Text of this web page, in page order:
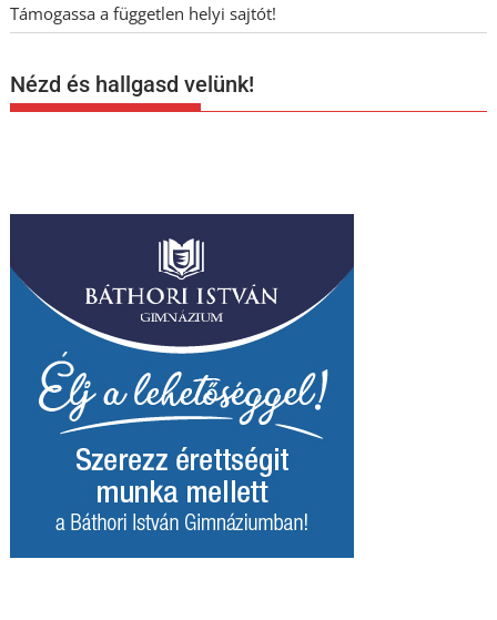
Támogassa a független helyi sajtót!
Nézd és hallgasd velünk!